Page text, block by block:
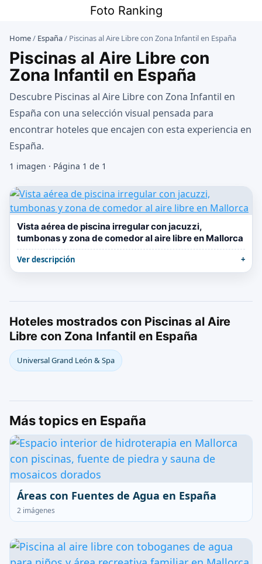
contenido
Foto Ranking
Home/ España/ Piscinas al Aire Libre con Zona Infantil en España
Piscinas al Aire Libre con
Zona Infantil en España
Descubre Piscinas al Aire Libre con Zona Infantil en
España con una selección visual pensada para
encontrar hoteles que encajen con esta experiencia en
España.
1 imagen · Página 1 de 1
Vista aérea de piscina irregular con jacuzzi,
tumbonas y zona de comedor al aire libre en Mallorca
Ver descripción
Hoteles mostrados con Piscinas al Aire
Libre con Zona Infantil en España
Universal Grand León & Spa
Más topics en España
Áreas con Fuentes de Agua en España
2 imágenes